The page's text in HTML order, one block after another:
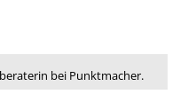
bei Punktmacher.